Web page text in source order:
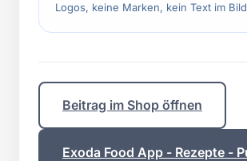
Logos, keine Marken, kein Text im
Beitrag im Shop öffnen
Exoda Food App - Rezepte -